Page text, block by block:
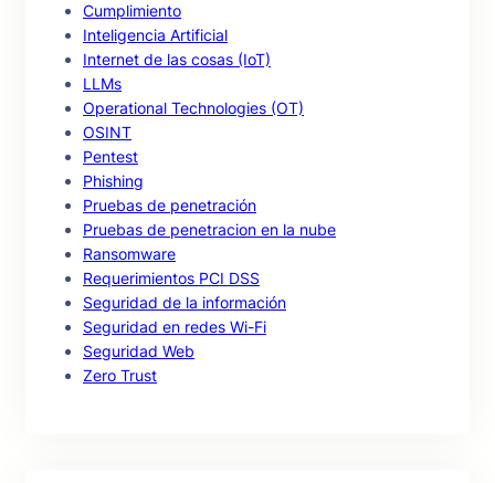
Cumplimiento
Inteligencia Artificial
Internet de las cosas (IoT)
LLMs
Operational Technologies (OT)
OSINT
Pentest
Phishing
Pruebas de penetración
Pruebas de penetracion en la nube
Ransomware
Requerimientos PCI DSS
Seguridad de la información
Seguridad en redes Wi-Fi
Seguridad Web
Zero Trust